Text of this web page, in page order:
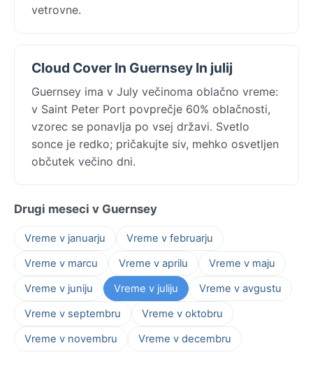
vetrovne.
Cloud Cover In Guernsey In julij
Guernsey ima v July večinoma oblačno vreme:
v Saint Peter Port povprečje 60% oblačnosti,
vzorec se ponavlja po vsej državi. Svetlo
sonce je redko; pričakujte siv, mehko osvetljen
občutek večino dni.
Drugi meseci v Guernsey
Vreme v januarju
Vreme v februarju
Vreme v marcu
Vreme v aprilu
Vreme v maju
Vreme v juniju
Vreme v juliju
Vreme v avgustu
Vreme v septembru
Vreme v oktobru
Vreme v novembru
Vreme v decembru